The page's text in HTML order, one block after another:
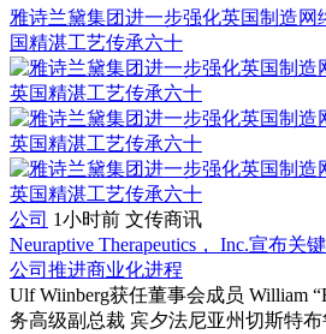
雅诗兰黛集团进一步强化英国制造网
国精湛工艺传承六十
公司 1小时前 文传商讯
Neuraptive Therapeutics， Inc.宣布关
公司推进商业化进程
Ulf Wiinberg获任董事会成员 William
务高级副总裁 宾夕法尼亚州切斯特布